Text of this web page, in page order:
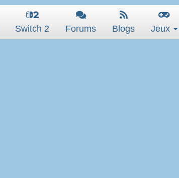
Switch 2 Forums Blogs Jeux